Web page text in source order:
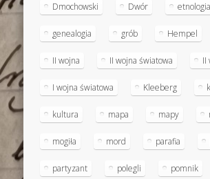
Dmochowski Dwór etnologia
genealogia grób Hempel
II wojna II wojna światowa II
I wojna światowa Kleeberg
kultura mapa mapy
mogiła mord parafia
partyzant polegli pomnik